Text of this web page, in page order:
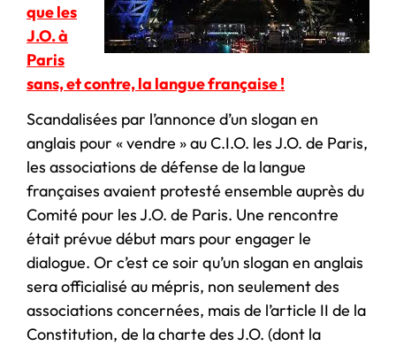
que les
J.O. à
Paris
sans, et contre, la langue française !
Scandalisées par l’annonce d’un slogan en
anglais pour « vendre » au C.I.O. les J.O. de Paris,
les associations de défense de la langue
françaises avaient protesté ensemble auprès du
Comité pour les J.O. de Paris. Une rencontre
était prévue début mars pour engager le
dialogue. Or c’est ce soir qu’un slogan en anglais
sera officialisé au mépris, non seulement des
associations concernées, mais de l’article II de la
Constitution, de la charte des J.O. (dont la